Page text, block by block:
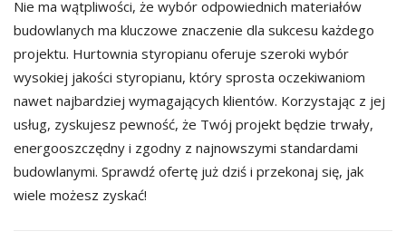
Nie ma wątpliwości, że wybór odpowiednich materiałów
budowlanych ma kluczowe znaczenie dla sukcesu każdego
projektu. Hurtownia styropianu oferuje szeroki wybór
wysokiej jakości styropianu, który sprosta oczekiwaniom
nawet najbardziej wymagających klientów. Korzystając z jej
usług, zyskujesz pewność, że Twój projekt będzie trwały,
energooszczędny i zgodny z najnowszymi standardami
budowlanymi. Sprawdź ofertę już dziś i przekonaj się, jak
wiele możesz zyskać!